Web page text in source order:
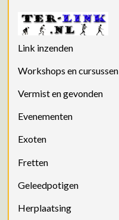
Link inzenden
Workshops en cursussen
Vermist en gevonden
Evenementen
Exoten
Fretten
Geleedpotigen
Herplaatsing